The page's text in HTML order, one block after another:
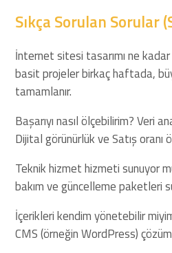
Sıkça Sorulan Sorular
İnternet sitesi tasarımı ne
basit projeler birkaç haftada,
tamamlanır.
Başarıyı nasıl ölçebilirim? Veri
Dijital görünürlük ve Satış oranı
Teknik hizmet hizmeti sunuyor
bakım ve güncelleme paketleri
İçerikleri kendim yönetebilir
CMS (örneğin WordPress)